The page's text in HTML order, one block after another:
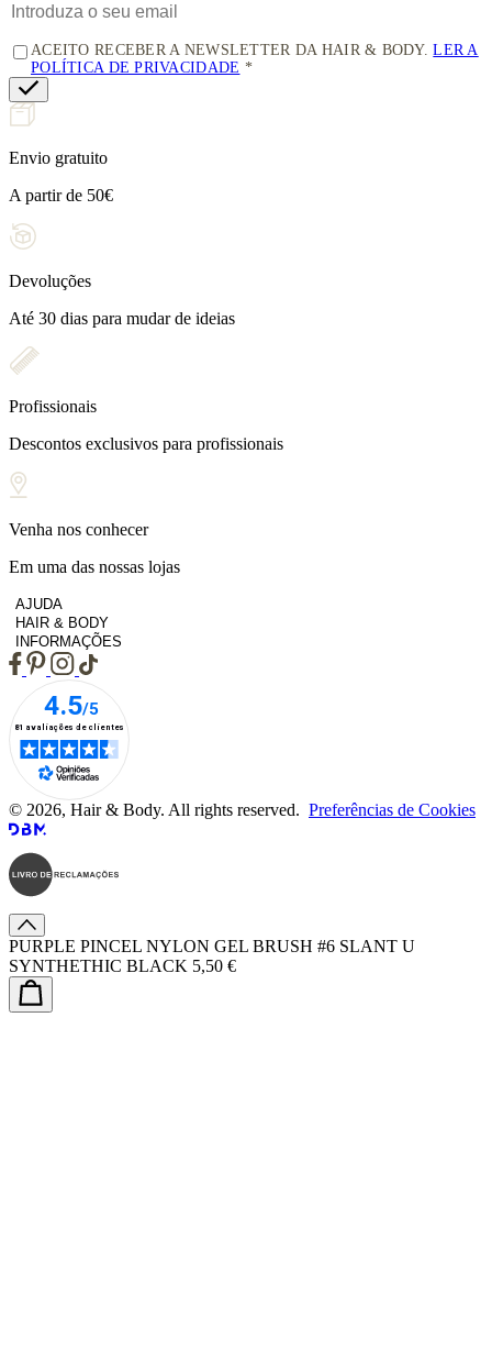
ACEITO RECEBER A NEWSLETTER DA HAIR & BODY.LER A
POLÍTICA DE PRIVACIDADE
Envio gratuito
A partir de 50€
Devoluções
Até 30 dias para mudar de ideias
Profissionais
Descontos exclusivos para profissionais
Venha nos conhecer
Em uma das nossas lojas
AJUDA
HAIR & BODY
INFORMAÇÕES
© 2026, Hair & Body. All rights reserved. Preferências de Cookies
PURPLE PINCEL NYLON GEL BRUSH #6 SLANT U
SYNTHETHIC BLACK 5,50 €